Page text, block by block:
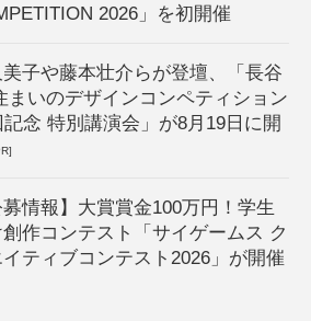
2026」を初開催
子や藤本壮介らが登壇、「長谷
まいのデザインコンペティション
記念 特別講演会」が8月19日に開
募情報】大賞賞金100万円！学生
作コンテスト「サイゲームス ク
イティブコンテスト2026」が開催